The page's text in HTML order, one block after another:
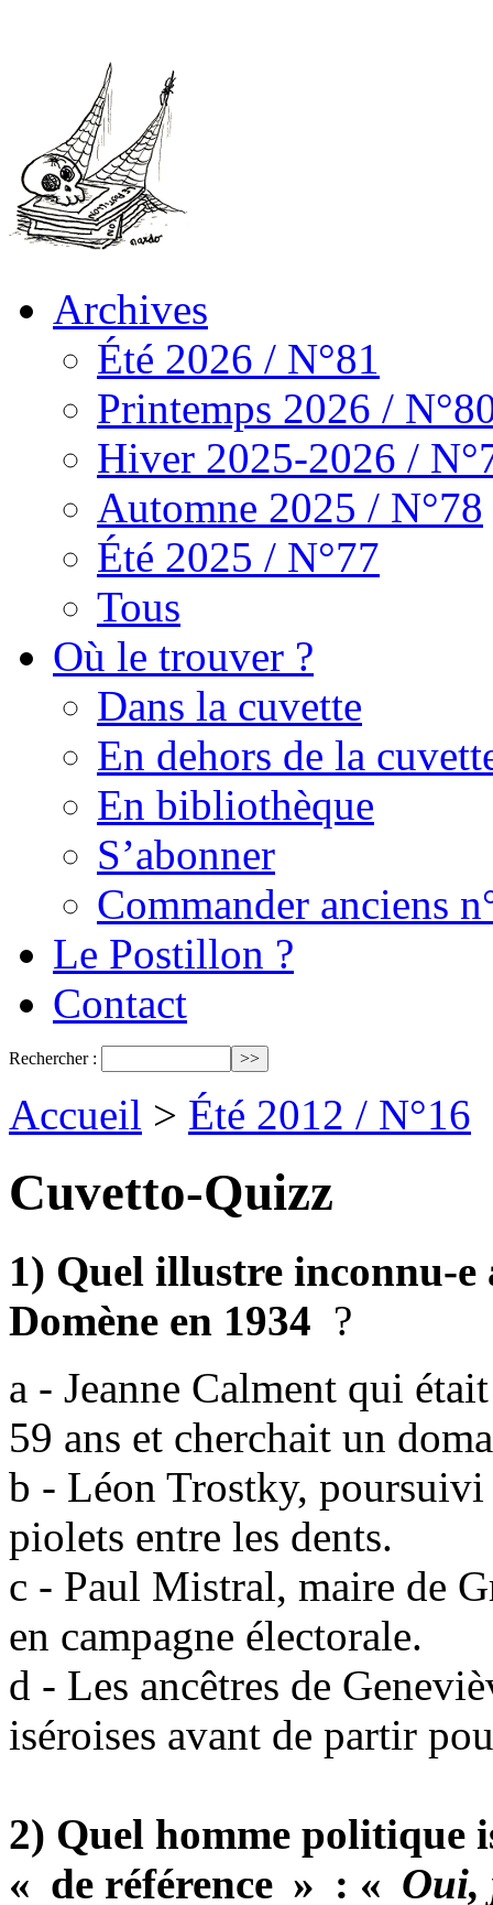
Archives
Été 2026 / N°81
Printemps 2026 /
Hiver 2025-2026 /
Automne 2025 / N°78
Été 2025 / N°77
Tous
Où le trouver ?
Dans la cuvette
En dehors de la
En bibliothèque
S’abonner
Commander anciens
Le Postillon ?
Contact
Rechercher :
Accueil > Été 2012 / N°16
Cuvetto-Quizz
1) Quel illustre inconnu-e
Domène en 1934 ?
a - Jeanne Calment qui
59 ans et cherchait un
b - Léon Trostky, poursuivi
piolets entre les dents.
c - Paul Mistral, maire de
en campagne électorale.
d - Les ancêtres de
iséroises avant de partir
2) Quel homme politique
« de référence » : « Oui,